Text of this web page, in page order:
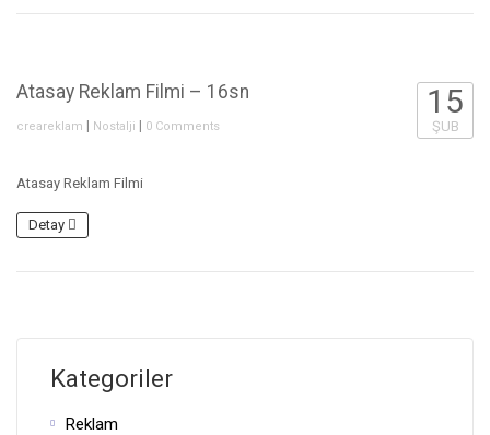
Atasay Reklam Filmi – 16sn
creareklam | Nostalji | 0 Comments
15
ŞUB
Atasay Reklam Filmi
Detay
Kategoriler
Reklam